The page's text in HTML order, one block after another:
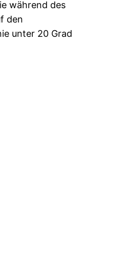
während des
den
unter 20 Grad